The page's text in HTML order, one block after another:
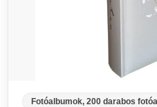
Fotóalbumok, 200 darabos